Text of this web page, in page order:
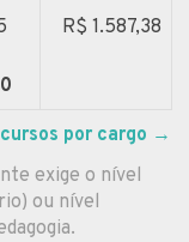
R$ 1.587,38
por cargo →
exige o nível
ou nível